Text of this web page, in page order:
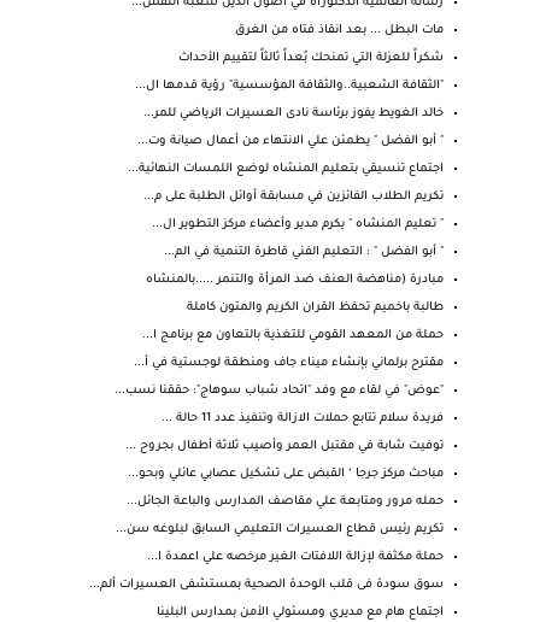
رسالة العالمية الدكتوراه في أصول الدين شعبة التفس...
مات البطل ... بعد انقاذ فتاه من الغرق
شكراً للعزلة التي تمنحك بُعداً ثالثاً لتقييم الأحداث
"الثقافة الشعبية..والثقافة المؤسسية" رؤية قدمها ال...
خالد الغويط يفوز برئاسة نادى العسيرات الرياضي للمر...
" أبو الفضل " يطمئن علي الانتهاء من أعمال صيانة وت...
اجتماع تنسيقي بتعليم المنشاه لوضع اللمسات النهائية...
تكريم الطلاب الفائزين في مسابقة أوائل الطلبة على م...
" تعليم المنشاه " يكرم مدير وأعضاء مركز التطوير ال...
" أبو الفضل " : التعليم الفني قاطرة التنمية في الم...
مبادرة (مناهضة العنف ضد المرأة والتنمر .....بالمنشاه
طالبة باخميم تحفظ القران الكريم والمتون كاملة
حملة من المعهد القومي للتغذية بالتعاون مع برنامج ا...
مقترح برلماني بإنشاء ميناء جاف ومنطقة لوجستية في أ...
"عوض" في لقاء مع وفد "اتحاد شباب سوهاج": حققنا نسب...
فريدة سلام تتابع حملات الازالة وتنفيذ عدد 11 حالة ...
توفيت شابة في مقتبل العمر وأصيب ثلاثة أطفال بجروح ...
مباحث مركز جرجا ‘ القبض على تشكيل عصابي عائلي وبحو...
حمله مرور ومتابعة علي مقاصف المدارس والباعة الجائل...
تكريم رئيس قطاع العسيرات التعليمي السابق لبلوغه سن...
حملة مكثفة لإزالة اللافتات الغير مرخصه علي اعمدة ا...
سوق سودة فى قلب الوحدة الصحية بمستشفى العسيرات ألم...
اجتماع هام مع مديري ومسئولي الأمن بمدارس البلينا